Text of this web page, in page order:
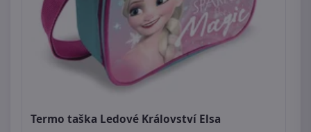
Termo taška Ledové Království Elsa